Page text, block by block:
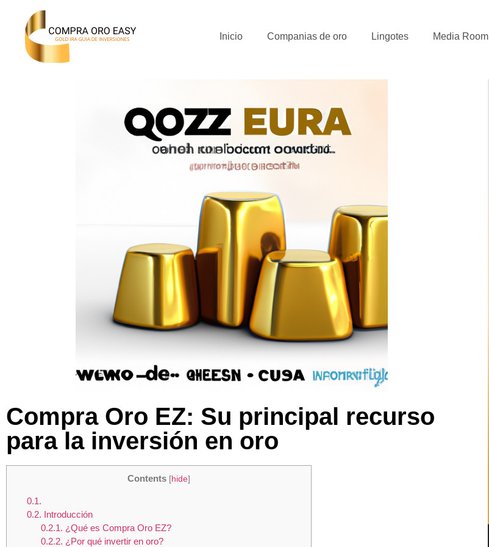
Inicio Companias de oro Lingotes Media Room
Compra Oro EZ: Su principal recurso
para la inversión en oro
Contents [hide]
0.1.
0.2. Introducción
0.2.1. ¿Qué es Compra Oro EZ?
0.2.2. ¿Por qué invertir en oro?